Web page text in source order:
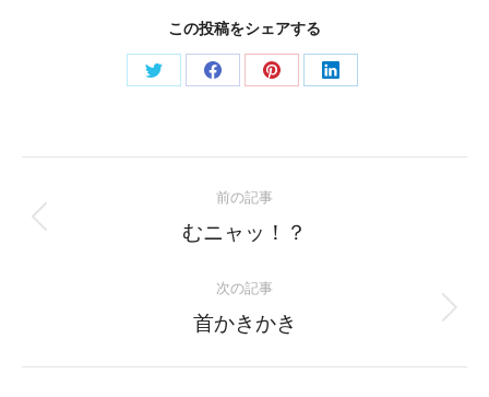
この投稿をシェアする
Share
Share
Share
Share
navigation
前の記事
Previous
むニャッ！？
次の記事
Next
首かきかき